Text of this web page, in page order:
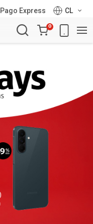
Pago Express
CL
Carro
de
0